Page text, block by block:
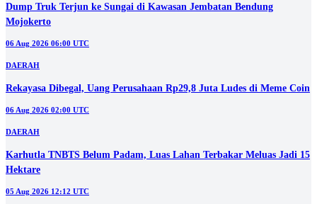
Dump Truk Terjun ke Sungai di Kawasan Jembatan Bendung
Mojokerto
06 Aug 2026 06:00 UTC
DAERAH
Rekayasa Dibegal, Uang Perusahaan Rp29,8 Juta Ludes di Meme Coin
06 Aug 2026 02:00 UTC
DAERAH
Karhutla TNBTS Belum Padam, Luas Lahan Terbakar Meluas Jadi 15
Hektare
05 Aug 2026 12:12 UTC